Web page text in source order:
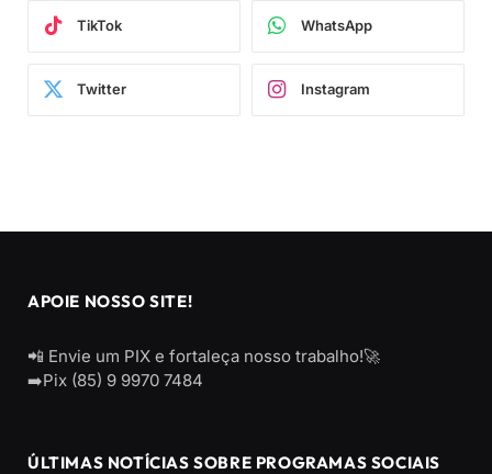
TikTok WhatsApp
Twitter Instagram
APOIE NOSSO SITE!
📲 Envie um PIX e fortaleça nosso trabalho!🚀
➡️Pix (85) 9 9970 7484
ÚLTIMAS NOTÍCIAS SOBRE PROGRAMAS SOCIAIS